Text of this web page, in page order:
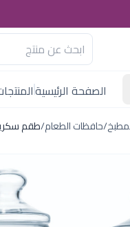
الصفحة الرئيسية
/حافظات الطعام/طقم سكرية3ستونى ريد×جراى